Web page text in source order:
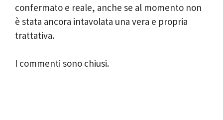
confermato e reale, anche se al momento non
è stata ancora intavolata una vera e propria
trattativa.
I commenti sono chiusi.